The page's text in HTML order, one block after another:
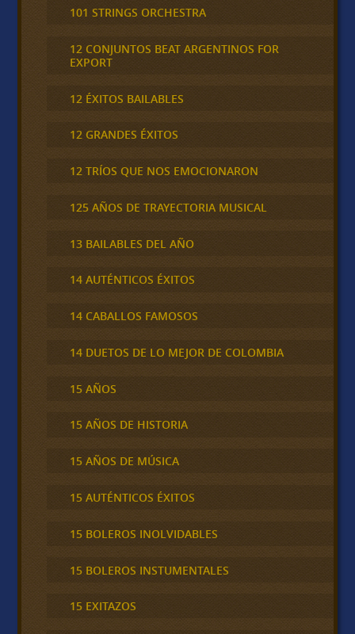
101 STRINGS ORCHESTRA
12 CONJUNTOS BEAT ARGENTINOS FOR
EXPORT
12 ÉXITOS BAILABLES
12 GRANDES ÉXITOS
12 TRÍOS QUE NOS EMOCIONARON
125 AÑOS DE TRAYECTORIA MUSICAL
13 BAILABLES DEL AÑO
14 AUTÉNTICOS ÉXITOS
14 CABALLOS FAMOSOS
14 DUETOS DE LO MEJOR DE COLOMBIA
15 AÑOS
15 AÑOS DE HISTORIA
15 AÑOS DE MÚSICA
15 AUTÉNTICOS ÉXITOS
15 BOLEROS INOLVIDABLES
15 BOLEROS INSTUMENTALES
15 EXITAZOS